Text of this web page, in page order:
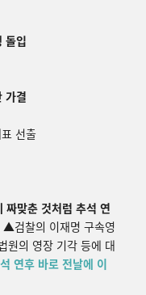
돌입
가결
선출
짜맞춘 것처럼 추석 연
▲검찰의 이재명 구속영
원의 영장 기각 등에 대
연후 바로 전날에 이